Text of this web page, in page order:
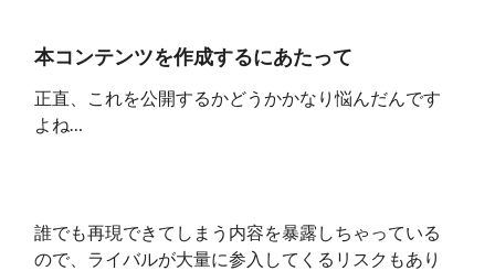
本コンテンツを作成するにあたって
正直、これを公開するかどうかかなり悩んだんです
よね…
誰でも再現できてしまう内容を暴露しちゃっている
ので、ライバルが大量に参入してくるリスクもあり